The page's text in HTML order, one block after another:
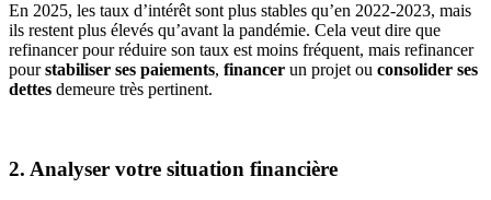
En 2025, les taux d’intérêt sont plus stables qu’en 2022-2023, mais
ils restent plus élevés qu’avant la pandémie. Cela veut dire que
refinancer pour réduire son taux est moins fréquent, mais refinancer
pourstabiliser ses paiements, financer un projet ou consolider ses
dettes demeure très pertinent.
2. Analyser votre situation financière